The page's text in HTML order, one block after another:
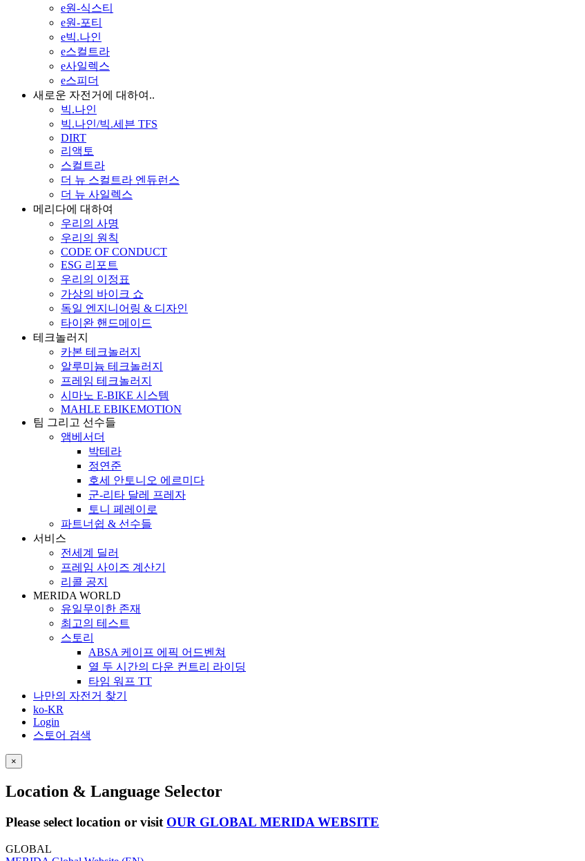
e원-식스티
e원-포티
e빅.나인
e스컬트라
e사일렉스
e스피더
새로운 자전거에 대하여..
빅.나인
빅.나인/빅.세븐 TFS
DIRT
리액토
스컬트라
더 뉴 스컬트라 엔듀런스
더 뉴 사일렉스
메리다에 대하여
우리의 사명
우리의 원칙
CODE OF CONDUCT
ESG 리포트
우리의 이정표
가상의 바이크 쇼
독일 엔지니어링 & 디자인
타이완 핸드메이드
테크놀러지
카본 테크놀러지
알루미늄 테크놀러지
프레임 테크놀러지
시마노 E-BIKE 시스템
MAHLE EBIKEMOTION
팀 그리고 선수들
앰베서더
박테라
정연준
호세 안토니오 에르미다
군-리타 달레 프레자
토니 페레이로
파트너쉽 & 선수들
서비스
전세계 딜러
프레임 사이즈 계산기
리콜 공지
MERIDA WORLD
유일무이한 존재
최고의 테스트
스토리
ABSA 케이프 에픽 어드벤쳐
열 두 시간의 다운 컨트리 라이딩
타임 워프 TT
나만의 자전거 찾기
ko-KR
Login
스토어 검색
×
Location & Language Selector
Please select location or visit OUR GLOBAL MERIDA WEBSITE
GLOBAL